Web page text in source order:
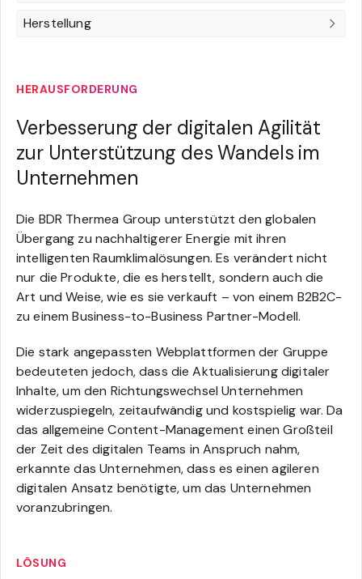
Herstellung
HERAUSFORDERUNG
Verbesserung der digitalen Agilität
zur Unterstützung des Wandels im
Unternehmen
Die BDR Thermea Group unterstützt den globalen
Übergang zu nachhaltigerer Energie mit ihren
intelligenten Raumklimalösungen. Es verändert nicht
nur die Produkte, die es herstellt, sondern auch die
Art und Weise, wie es sie verkauft – von einem B2B2C-
zu einem Business-to-Business Partner-Modell.
Die stark angepassten Webplattformen der Gruppe
bedeuteten jedoch, dass die Aktualisierung digitaler
Inhalte, um den Richtungswechsel Unternehmen
widerzuspiegeln, zeitaufwändig und kostspielig war. Da
das allgemeine Content-Management einen Großteil
der Zeit des digitalen Teams in Anspruch nahm,
erkannte das Unternehmen, dass es einen agileren
digitalen Ansatz benötigte, um das Unternehmen
voranzubringen.
LÖSUNG